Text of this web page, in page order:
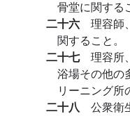
骨堂に関する
二十六 理容師
関すること。
二十七 理容所
浴場その他の
リーニング所
二十八 公衆衛